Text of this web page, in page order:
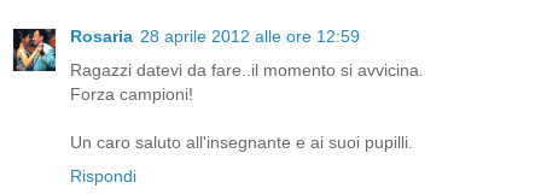
Rosaria 28 aprile 2012 alle ore 12:59
Ragazzi datevi da fare..il momento si avvicina.
Forza campioni!
Un caro saluto all'insegnante e ai suoi pupilli.
Rispondi